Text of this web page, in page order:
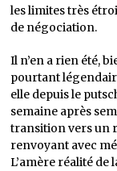
les limites très
de négociation.
Il n’en a rien été,
pourtant
elle depuis le
semaine après
transition vers un
renvoyant avec
L’amère réalité de